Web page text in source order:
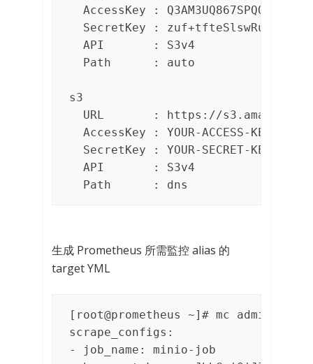
  AccessKey : Q3AM3UQ867SPQQA43P2F
SecretKey :
  API       : S3v4
  Path      : auto
s3
URL       : https://
  AccessKey : YOUR-ACCESS-KEY-HERE
  SecretKey : YOUR-SECRET-KEY-HERE
  API       : S3v4
  Path      : dns
生成 Prometheus 所需監控 alias 的
target YML
[root@prometheus ~]# mc admin
scrape_configs:
- job_name: minio-job